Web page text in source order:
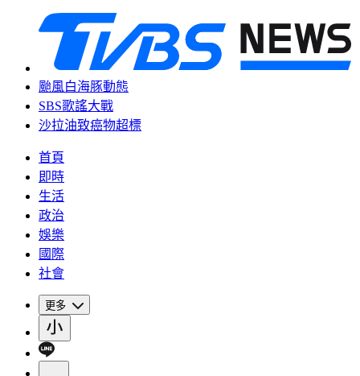
颱風白海豚動態
SBS歌謠大戰
沙拉油致癌物超標
首頁
即時
生活
政治
娛樂
國際
社會
更多